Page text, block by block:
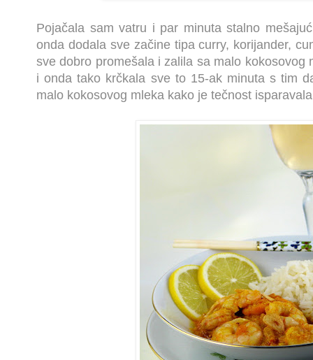
Pojačala sam vatru i par minuta stalno
onda dodala sve začine tipa curry, korijander,
sve dobro promešala i zalila sa malo kokosovog
i onda tako krčkala sve to 15-ak minuta s tim
malo kokosovog mleka kako je tečnost